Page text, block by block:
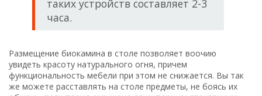
таких устройств составляет 2-3
часа.
Размещение биокамина в столе позволяет воочию
увидеть красоту натурального огня, причем
функциональность мебели при этом не снижается. Вы так
же можете расставлять на столе предметы, не боясь их